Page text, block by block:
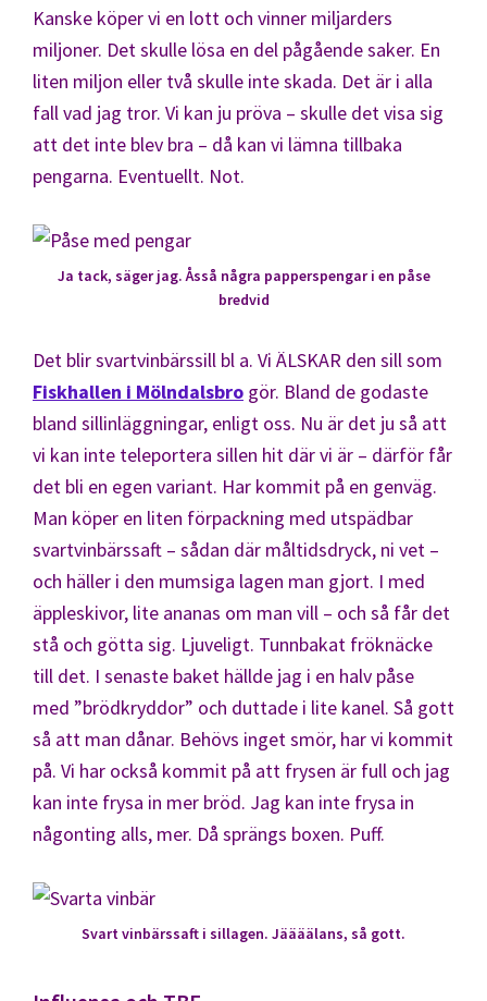
Kanske köper vi en lott och vinner miljarders
miljoner. Det skulle lösa en del pågående saker. En
liten miljon eller två skulle inte skada. Det är i alla
fall vad jag tror. Vi kan ju pröva – skulle det visa sig
att det inte blev bra – då kan vi lämna tillbaka
pengarna. Eventuellt. Not.
Ja tack, säger jag. Åsså några papperspengar i en påse
bredvid
Det blir svartvinbärssill bl a. Vi ÄLSKAR den sill som
Fiskhallen i Mölndalsbro gör. Bland de godaste
bland sillinläggningar, enligt oss. Nu är det ju så att
vi kan inte teleportera sillen hit där vi är – därför får
det bli en egen variant. Har kommit på en genväg.
Man köper en liten förpackning med utspädbar
svartvinbärssaft – sådan där måltidsdryck, ni vet –
och häller i den mumsiga lagen man gjort. I med
äppleskivor, lite ananas om man vill – och så får det
stå och götta sig. Ljuveligt. Tunnbakat fröknäcke
till det. I senaste baket hällde jag i en halv påse
med ”brödkryddor” och duttade i lite kanel. Så gott
så att man dånar. Behövs inget smör, har vi kommit
på. Vi har också kommit på att frysen är full och jag
kan inte frysa in mer bröd. Jag kan inte frysa in
någonting alls, mer. Då sprängs boxen. Puff.
Svart vinbärssaft i sillagen. Jäääälans, så gott.